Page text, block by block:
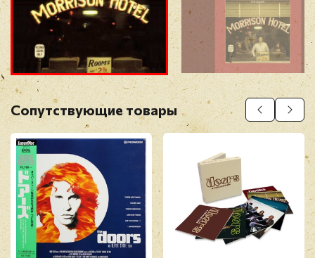
Прикрепить фото
Оставить отзыв
Перед публикацией отзывы проходят
модерацию
Сопутствующие товары